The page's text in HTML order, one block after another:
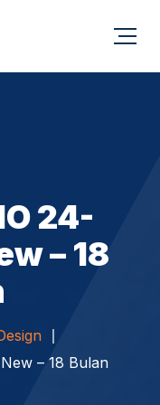
24-
– 18
– 18 Bulan